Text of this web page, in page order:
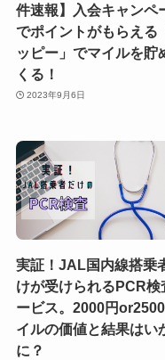
件速報】入会キャンペ
でポイントがもらえる
ッピー」でマイルを貯
くる！
2023年9月6日
実証！JAL国内線搭乗
けが受けられるPCR検
ービス。2000円
イルの価値と結果はい
に？